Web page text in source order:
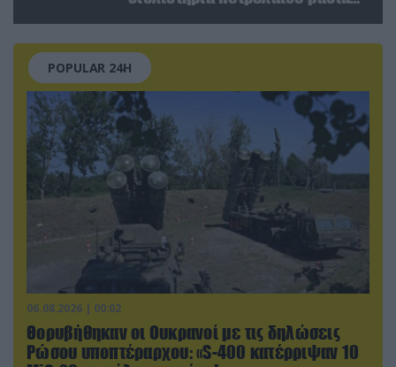
POPULAR 24H
06.08.2026 | 00:02
Θορυβήθηκαν οι Ουκρανοί με τις δηλώσεις
Ρώσου υποπτέραρχου: «S-400 κατέρριψαν 10